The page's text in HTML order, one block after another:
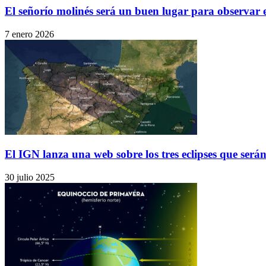
El señorío molinés será un buen lugar para observar
7 enero 2026
El IGN lanza una web sobre los tres eclipses que
30 julio 2025